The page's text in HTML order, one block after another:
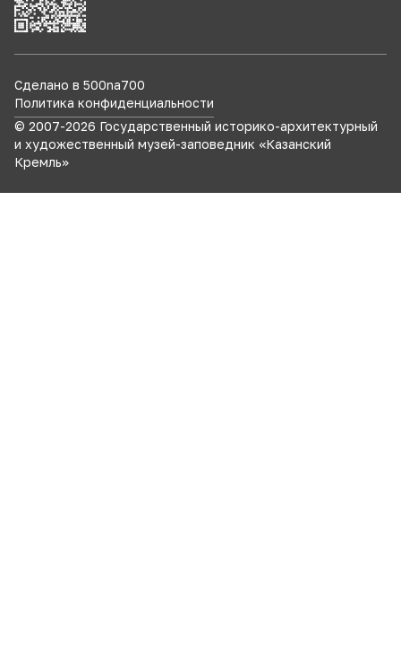
Сделано в 500na700
Политика конфиденциальности
© 2007-2026 Государственный историко-архитектурный
и художественный музей-заповедник «Казанский
Кремль»